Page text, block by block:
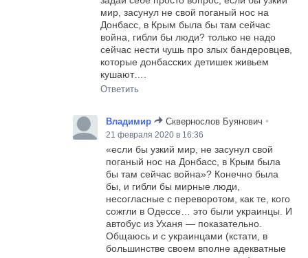
мир, засунул не свой поганый нос на
Донбасс, в Крым была бы там сейчас
война, гибли бы люди? только не надо
сейчас нести чушь про злых бандеровцев,
которые донбасских детишек живьем
кушают….
Ответить
Владимир Сквернослов Буянович •
21 февраля 2020 в 16:36
«если бы узкий мир, не засунул свой
поганый нос на Донбасс, в Крым была
бы там сейчас война»? Конечно была
бы, и гибли бы мирные люди,
несогласные с переворотом, как те, кого
сожгли в Одессе… это были украинцы. И
автобус из Уханя — показательно.
Общаюсь и с украинцами (кстати, в
большинстве своем вполне адекватные